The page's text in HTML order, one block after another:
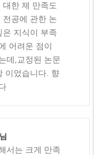
대한 제 만족도
전공에 관한 논
은 지식이 부족
어려운 점이
데,교정된 논문
이었습니다. 향
서는 크게 만족